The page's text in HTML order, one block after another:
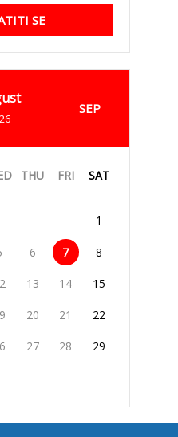
SE
SEP
THU FRI SAT
1
6 7 8
13 14 15
20 21 22
27 28 29